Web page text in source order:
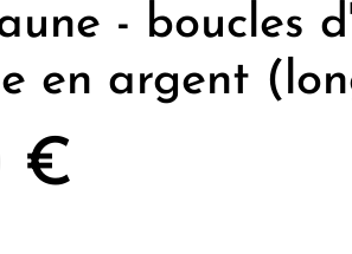
- boucles
en argent
€